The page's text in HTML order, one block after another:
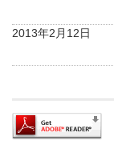
2013年2月12日